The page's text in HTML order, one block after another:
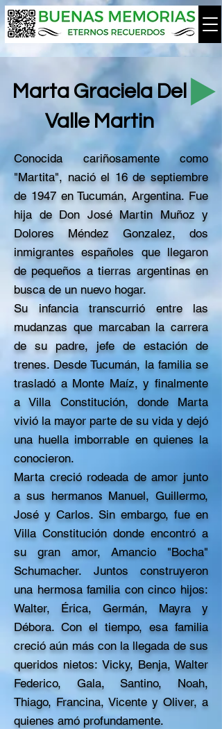
Marta Graciela Del
Valle Martin
Conocida cariñosamente como
"Martita", nació el 16 de septiembre
de 1947 en Tucumán, Argentina. Fue
hija de Don José Martin Muñoz y
Dolores Méndez Gonzalez, dos
inmigrantes españoles que llegaron
de pequeños a tierras argentinas en
busca de un nuevo hogar.
Su infancia transcurrió entre las
mudanzas que marcaban la carrera
de su padre, jefe de estación de
trenes. Desde Tucumán, la familia se
trasladó a Monte Maíz, y finalmente
a Villa Constitución, donde Marta
vivió la mayor parte de su vida y dejó
una huella imborrable en quienes la
conocieron.
Marta creció rodeada de amor junto
a sus hermanos Manuel, Guillermo,
José y Carlos. Sin embargo, fue en
Villa Constitución donde encontró a
su gran amor, Amancio "Bocha"
Schumacher. Juntos construyeron
una hermosa familia con cinco hijos:
Walter, Érica, Germán, Mayra y
Débora. Con el tiempo, esa familia
creció aún más con la llegada de sus
queridos nietos: Vicky, Benja, Walter
Federico, Gala, Santino, Noah,
Thiago, Francina, Vicente y Oliver, a
quienes amó profundamente.